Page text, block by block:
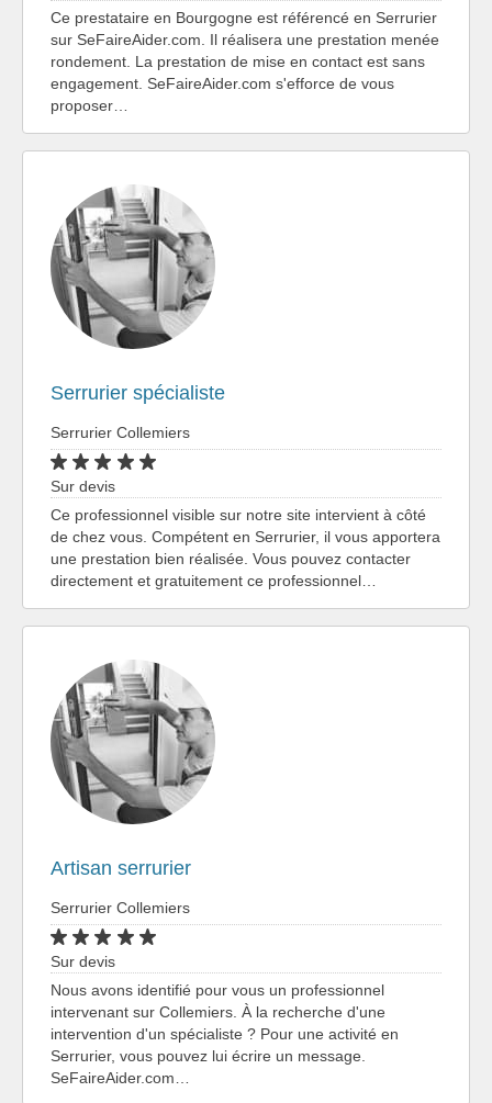
Ce prestataire en Bourgogne est référencé en Serrurier
sur SeFaireAider.com. Il réalisera une prestation menée
rondement. La prestation de mise en contact est sans
engagement. SeFaireAider.com s'efforce de vous
proposer…
Serrurier spécialiste
Serrurier Collemiers
Sur devis
Ce professionnel visible sur notre site intervient à côté
de chez vous. Compétent en Serrurier, il vous apportera
une prestation bien réalisée. Vous pouvez contacter
directement et gratuitement ce professionnel…
Artisan serrurier
Serrurier Collemiers
Sur devis
Nous avons identifié pour vous un professionnel
intervenant sur Collemiers. À la recherche d'une
intervention d'un spécialiste ? Pour une activité en
Serrurier, vous pouvez lui écrire un message.
SeFaireAider.com…